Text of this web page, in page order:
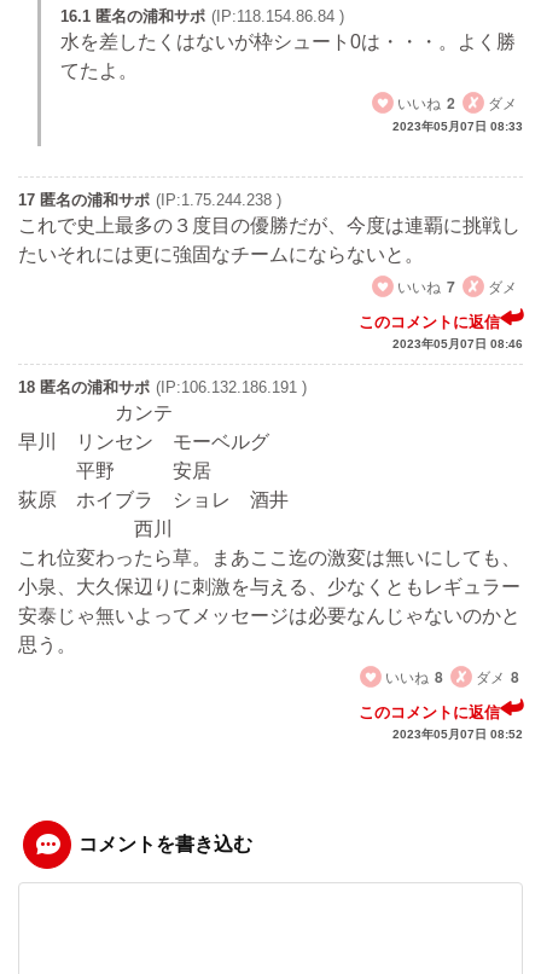
16.1 匿名の浦和サポ (IP:118.154.86.84 )
水を差したくはないが枠シュート0は・・・。よく勝
てたよ。
いいね 2 ダメ
2023年05月07日 08:33
17 匿名の浦和サポ (IP:1.75.244.238 )
これで史上最多の３度目の優勝だが、今度は連覇に挑戦し
たいそれには更に強固なチームにならないと。
いいね 7 ダメ
このコメントに返信
2023年05月07日 08:46
18 匿名の浦和サポ (IP:106.132.186.191 )
カンテ
早川 リンセン モーベルグ
平野 安居
荻原 ホイブラ ショレ 酒井
西川
これ位変わったら草。まあここ迄の激変は無いにしても、
小泉、大久保辺りに刺激を与える、少なくともレギュラー
安泰じゃ無いよってメッセージは必要なんじゃないのかと
思う。
いいね 8 ダメ 8
このコメントに返信
2023年05月07日 08:52
コメントを書き込む